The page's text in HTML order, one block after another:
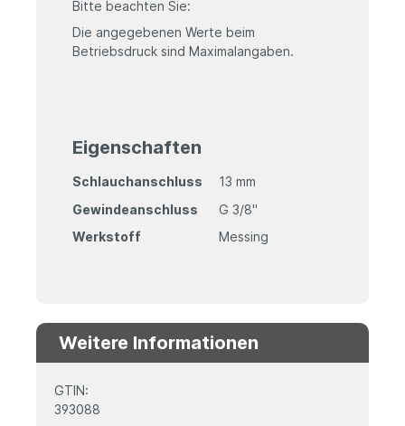
Bitte beachten Sie:
Die angegebenen Werte beim
Betriebsdruck sind Maximalangaben.
Eigenschaften
Schlauchanschluss
13 mm
Gewindeanschluss
G 3/8"
Werkstoff
Messing
Weitere Informationen
GTIN:
393088